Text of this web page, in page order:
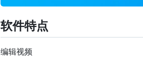
软件特点
编辑视频